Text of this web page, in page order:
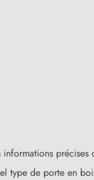
précises
type de porte en